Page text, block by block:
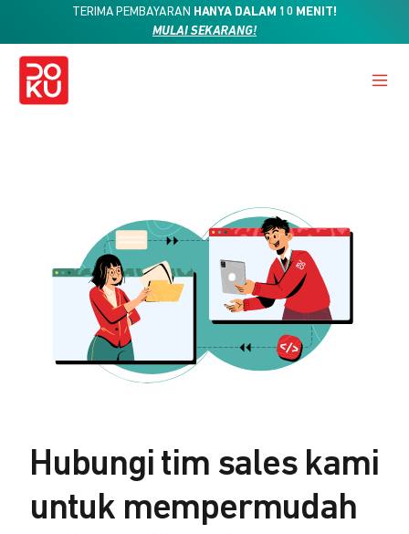
TERIMA PEMBAYARAN HANYA DALAM 10 MENIT!
MULAI SEKARANG!
Hubungi tim sales kami
untuk mempermudah